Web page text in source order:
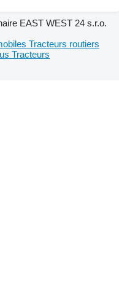
EAST WEST 24 s.r.o.
Tracteurs routiers
Tracteurs